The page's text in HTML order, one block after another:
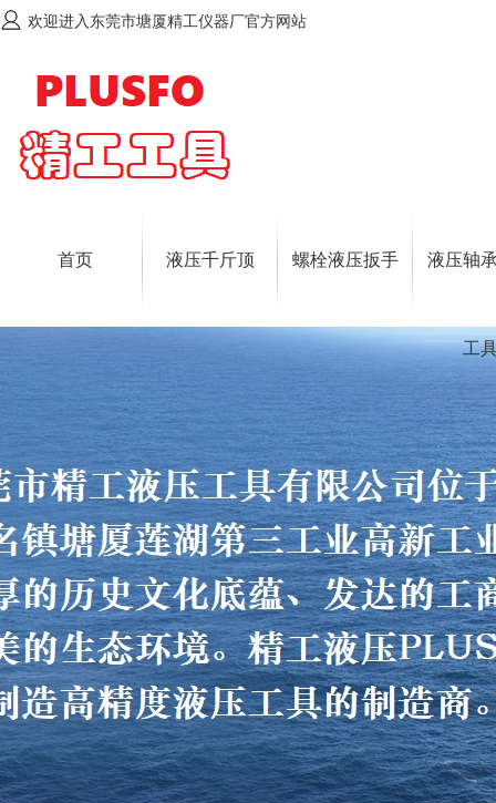
欢迎进入东莞市塘厦精工仪器厂官方网站
首页 液压千斤顶 螺栓液压扳手 液压轴
工